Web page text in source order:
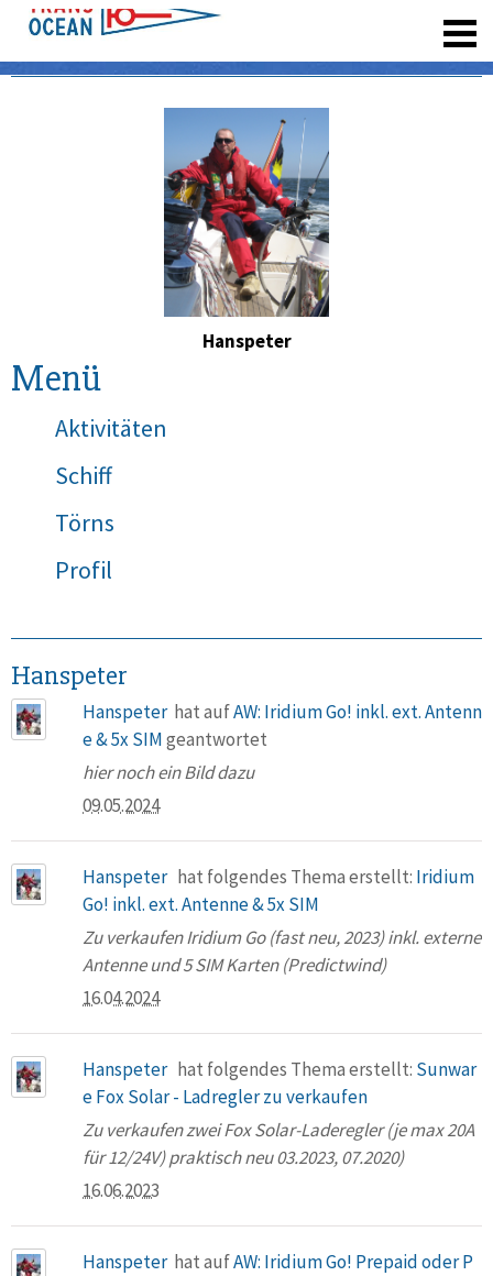
Hanspeter
Menü
Aktivitäten
Schiff
Törns
Profil
Hanspeter
Hanspeter hat aufAW: Iridium Go! inkl. ext. Antenn
e & 5x SIMgeantwortet
hier noch ein Bild dazu
09.05.2024
Hanspeter hat folgendes Thema erstellt: Iridium
Go! inkl. ext. Antenne & 5x SIM
Zu verkaufen Iridium Go (fast neu, 2023) inkl. externe
Antenne und 5 SIM Karten (Predictwind)
16.04.2024
Hanspeter hat folgendes Thema erstellt: Sunwar
e Fox Solar - Ladregler zu verkaufen
Zu verkaufen zwei Fox Solar-Laderegler (je max 20A
für 12/24V) praktisch neu 03.2023, 07.2020)
16.06.2023
Hanspeter hat aufAW: Iridium Go! Prepaid oder P